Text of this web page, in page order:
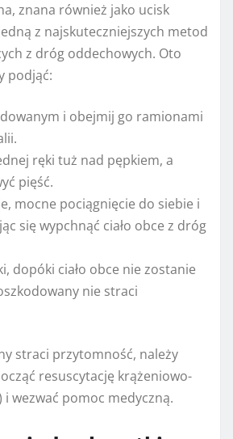
znana również jako ucisk
z najskuteczniejszych metod
z dróg oddechowych. Oto
podjąć:
i obejmij go ramionami
ręki tuż nad pępkiem, a
pięść.
mocne pociągnięcie do siebie i
się wypchnąć ciało obce z dróg
dopóki ciało obce nie zostanie
nie straci
straci przytomność, należy
resuscytację krążeniowo-
i wezwać pomoc medyczną.